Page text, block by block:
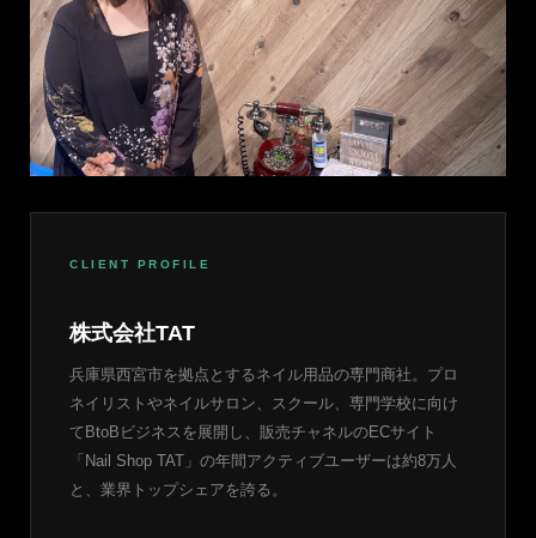
CLIENT PROFILE
株式会社TAT
兵庫県西宮市を拠点とするネイル用品の専門商社。プロ
ネイリストやネイルサロン、スクール、専門学校に向け
てBtoBビジネスを展開し、販売チャネルのECサイト
「Nail Shop TAT」の年間アクティブユーザーは約8万人
と、業界トップシェアを誇る。